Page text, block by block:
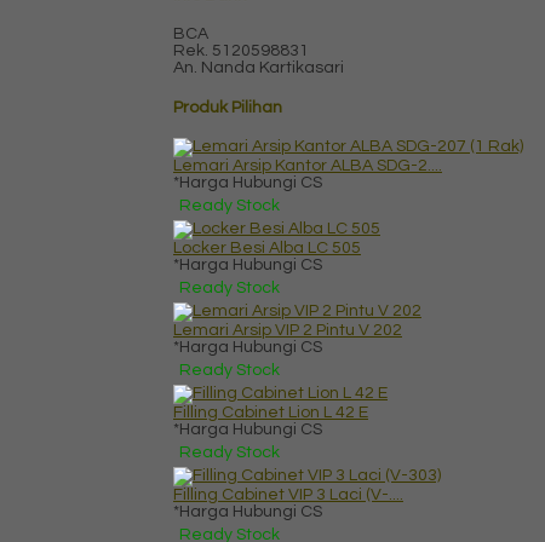
BCA
Rek. 5120598831
An. Nanda Kartikasari
Produk Pilihan
Lemari Arsip Kantor ALBA SDG-2....
*Harga Hubungi CS
Ready Stock
Locker Besi Alba LC 505
*Harga Hubungi CS
Ready Stock
Lemari Arsip VIP 2 Pintu V 202
*Harga Hubungi CS
Ready Stock
Filling Cabinet Lion L 42 E
*Harga Hubungi CS
Ready Stock
Filling Cabinet VIP 3 Laci (V-....
*Harga Hubungi CS
Ready Stock